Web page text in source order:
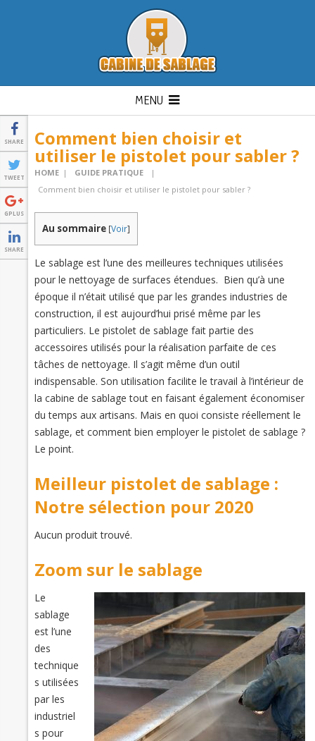
MENU
SHARE
TWEET
GPLUS
SHARE
Comment bien choisir et
utiliser le pistolet pour sabler ?
HOME | GUIDE PRATIQUE
|
Comment bien choisir et utiliser le pistolet pour sabler ?
Au sommaire [Voir]
Le sablage est l’une des meilleures techniques utilisées
pour le nettoyage de surfaces étendues. Bien qu’à une
époque il n’était utilisé que par les grandes industries de
construction, il est aujourd’hui prisé même par les
particuliers. Le pistolet de sablage fait partie des
accessoires utilisés pour la réalisation parfaite de ces
tâches de nettoyage. Il s’agit même d’un outil
indispensable. Son utilisation facilite le travail à l’intérieur de
la cabine de sablage tout en faisant également économiser
du temps aux artisans. Mais en quoi consiste réellement le
sablage, et comment bien employer le pistolet de sablage ?
Le point.
Meilleur pistolet de sablage :
Notre sélection pour 2020
Aucun produit trouvé.
Zoom sur le sablage
Le
sablage
est l’une
des
technique
s utilisées
par les
industriel
s pour